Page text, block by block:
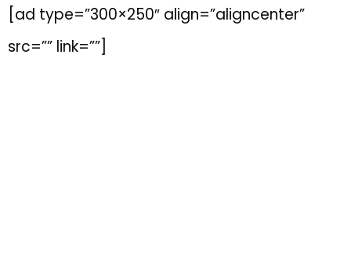
[ad type=”300×250″ align=”aligncenter”
src=”” link=””]